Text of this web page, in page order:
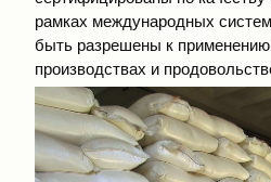
рамках международных
быть разрешены к
производствах и